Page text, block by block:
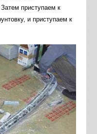
приступаем к
и приступаем к